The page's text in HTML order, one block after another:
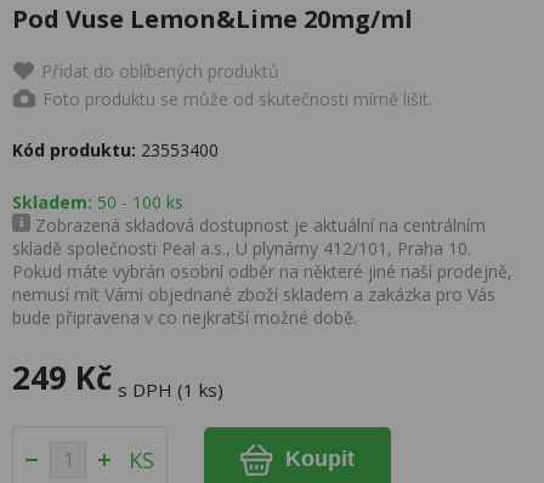
Pod Vuse Lemon&Lime 20mg/ml
Přidat do oblíbených produktů
Foto produktu se může od skutečnosti mírně lišit.
Kód produktu: 23553400
Skladem: 50 - 100 ks
Zobrazená skladová dostupnost je aktuální na centrálním
skladě společnosti Peal a.s., U plynárny 412/101, Praha 10.
Pokud máte vybrán osobní odběr na některé jiné naší prodejně,
nemusí mít Vámi objednané zboží skladem a zakázka pro Vás
bude připravena v co nejkratší možné době.
249 Kč s DPH (1 ks)
KS Koupit